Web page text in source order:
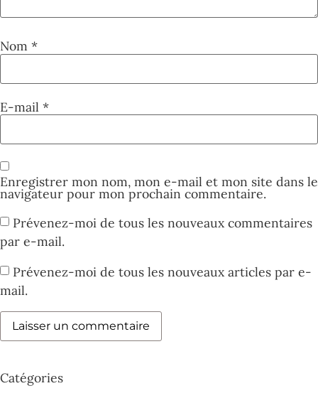
Nom *
E-mail *
Enregistrer mon nom, mon e-mail et mon site dans le
navigateur pour mon prochain commentaire.
Prévenez-moi de tous les nouveaux commentaires
par e-mail.
Prévenez-moi de tous les nouveaux articles par e-
mail.
Catégories